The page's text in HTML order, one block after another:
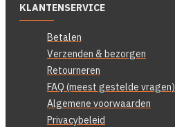
KLANTENSERVICE
Betalen
Verzenden & bezorgen
Retourneren
FAQ (meest gestelde vragen)
Algemene voorwaarden
Privacybeleid